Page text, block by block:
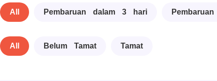
All Pembaruan dalam 3 hari
All Belum Tamat Tamat